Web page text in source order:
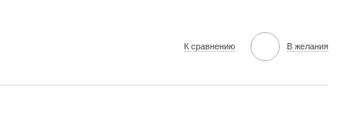
К сравнению В желания